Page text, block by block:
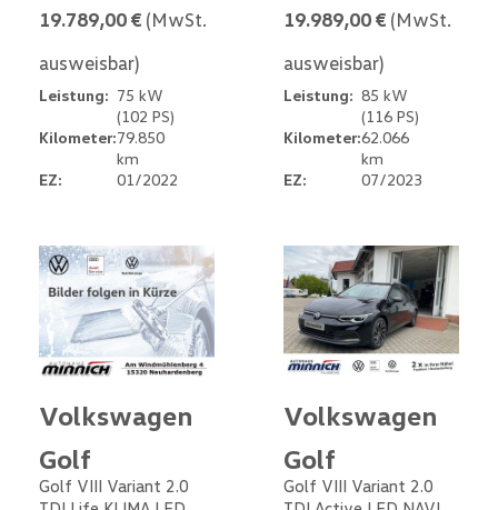
19.789,00 € (MwSt.
ausweisbar)
Leistung: 75 kW
(102 PS)
Kilometer:79.850
km
EZ:
01/2022
19.989,00 € (MwSt.
ausweisbar)
Leistung: 85 kW
(116 PS)
Kilometer:62.066
km
EZ:
07/2023
Volkswagen
Golf
Golf VIII Variant 2.0
Volkswagen
Golf
Golf VIII Variant 2.0